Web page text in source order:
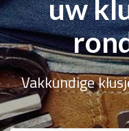
uw
Vakkundige